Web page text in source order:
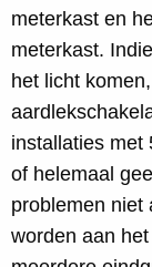
meterkast en
meterkast.
het licht
installaties met
of helemaal
problemen niet
worden aan